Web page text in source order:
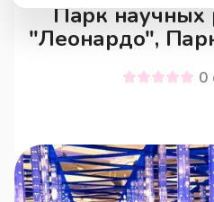
Парк научных
"Леонардо",
0